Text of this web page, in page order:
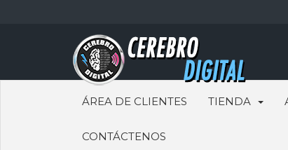
ÁREA DE CLIENTES TIENDA
CONTÁCTENOS